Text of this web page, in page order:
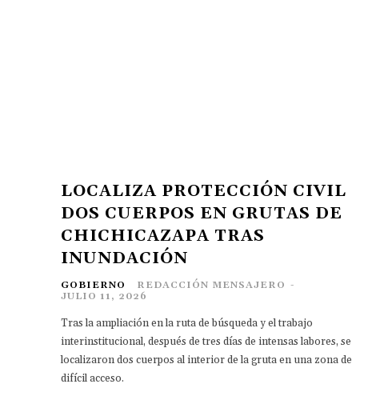
LOCALIZA PROTECCIÓN CIVIL
DOS CUERPOS EN GRUTAS DE
CHICHICAZAPA TRAS
INUNDACIÓN
GOBIERNO REDACCIÓN MENSAJERO -
JULIO 11, 2026
Tras la ampliación en la ruta de búsqueda y el trabajo
interinstitucional, después de tres días de intensas labores, se
localizaron dos cuerpos al interior de la gruta en una zona de
difícil acceso.